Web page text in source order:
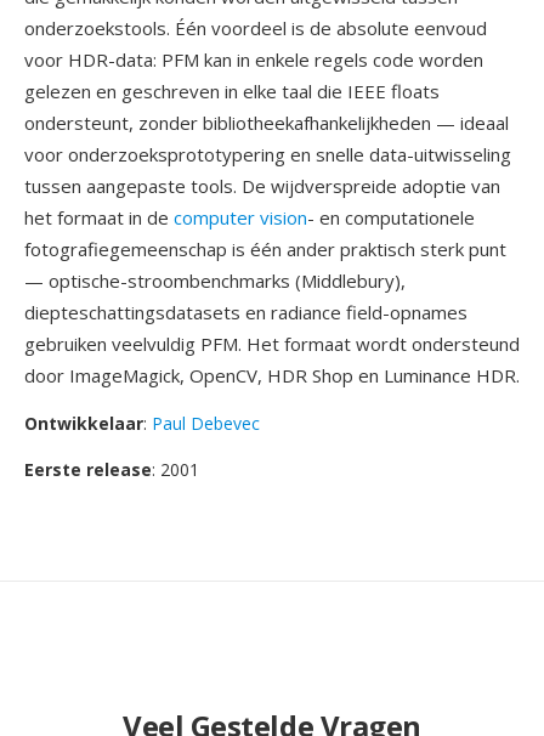
onderzoekstools. Één voordeel is de absolute eenvoud
voor HDR-data: PFM kan in enkele regels code worden
gelezen en geschreven in elke taal die IEEE floats
ondersteunt, zonder bibliotheekafhankelijkheden — ideaal
voor onderzoeksprototypering en snelle data-uitwisseling
tussen aangepaste tools. De wijdverspreide adoptie van
het formaat in de computer vision- en computationele
fotografiegemeenschap is één ander praktisch sterk punt
— optische-stroombenchmarks (Middlebury),
diepteschattingsdatasets en radiance field-opnames
gebruiken veelvuldig PFM. Het formaat wordt ondersteund
door ImageMagick, OpenCV, HDR Shop en Luminance HDR.
Ontwikkelaar: Paul Debevec
Eerste release: 2001
Veel Gestelde Vragen